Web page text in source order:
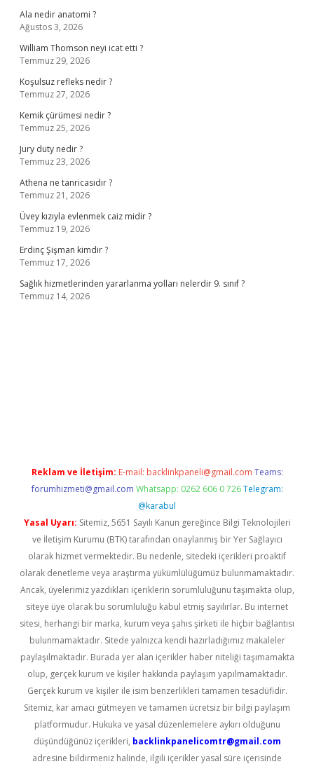
Ala nedir anatomi ?
Ağustos 3, 2026
William Thomson neyi icat etti ?
Temmuz 29, 2026
Koşulsuz refleks nedir ?
Temmuz 27, 2026
Kemik çürümesi nedir ?
Temmuz 25, 2026
Jury duty nedir ?
Temmuz 23, 2026
Athena ne tanricasıdır ?
Temmuz 21, 2026
Üvey kızıyla evlenmek caiz midir ?
Temmuz 19, 2026
Erdinç Şişman kimdir ?
Temmuz 17, 2026
Sağlık hizmetlerinden yararlanma yolları nelerdir 9. sınıf ?
Temmuz 14, 2026
Reklam ve İletişim: E-mail: backlinkpaneli@gmail.com Teams:
forumhizmeti@gmail.com Whatsapp: 0262 606 0 726 Telegram:
@karabul
Yasal Uyarı: Sitemiz, 5651 Sayılı Kanun gereğince Bilgi Teknolojileri
ve İletişim Kurumu (BTK) tarafından onaylanmış bir Yer Sağlayıcı
olarak hizmet vermektedir. Bu nedenle, sitedeki içerikleri proaktif
olarak denetleme veya araştırma yükümlülüğümüz bulunmamaktadır.
Ancak, üyelerimiz yazdıkları içeriklerin sorumluluğunu taşımakta olup,
siteye üye olarak bu sorumluluğu kabul etmiş sayılırlar. Bu internet
sitesi, herhangi bir marka, kurum veya şahıs şirketi ile hiçbir bağlantısı
bulunmamaktadır. Sitede yalnızca kendi hazırladığımız makaleler
paylaşılmaktadır. Burada yer alan içerikler haber niteliği taşımamakta
olup, gerçek kurum ve kişiler hakkında paylaşım yapılmamaktadır.
Gerçek kurum ve kişiler ile isim benzerlikleri tamamen tesadüfidir.
Sitemiz, kar amacı gütmeyen ve tamamen ücretsiz bir bilgi paylaşım
platformudur. Hukuka ve yasal düzenlemelere aykırı olduğunu
düşündüğünüz içerikleri, backlinkpanelicomtr@gmail.com
adresine bildirmeniz halinde, ilgili içerikler yasal süre içerisinde